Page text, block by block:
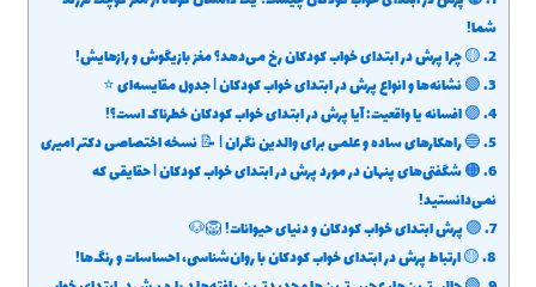
شما!
2. 🟡 چرا پرش در ابتدای خواب کودکان رخ می‌دهد؟ مغز بازیگوش و رازهایش!
3. 🟢 نشانه‌ها و انواع پرش در ابتدای خواب کودکان | جدول مقایسه‌ای ⭐
4. 🟣 افسانه یا واقعیت: آیا پرش در ابتدای خواب کودکان خطرناک است؟!
5. 🔵 راهکارهای ساده و علمی برای والدین نگران | 📝 نسخه اختصاصی دکتر امیری
6. 🟠 شگفتی‌های پنهان در مورد پرش در ابتدای خواب کودکان | حقایقی که
نمی‌دانستید!
7. 🟣 پرش ابتدای خواب کودکان و دنیای حیوانات! 🦁🐶
8. 🟡 ارتباط پرش در ابتدای خواب کودکان با روان‌شناسی، احساسات و رنگ‌ها!